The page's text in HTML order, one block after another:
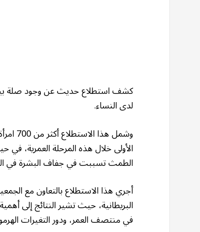
كشف استطلاع حديث عن وجود صلة بين
لدى النساء.
الطمث تسببت في جفاف البشرة في
أجري هذا الاستطلاع بالتعاون مع
البريطانية، حيث تشير النتائج إلى
في منتصف العمر، ودور التغيرات